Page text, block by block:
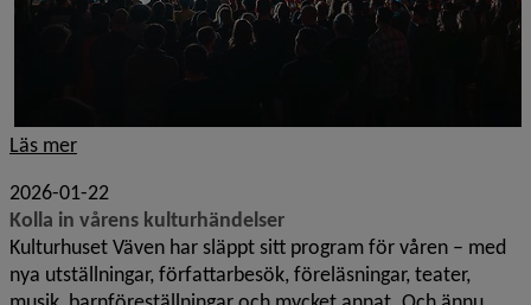
Läs mer
2026-01-22
Kolla in vårens kulturhändelser
Kulturhuset Väven har släppt sitt program för våren – med
nya utställningar, författarbesök, föreläsningar, teater,